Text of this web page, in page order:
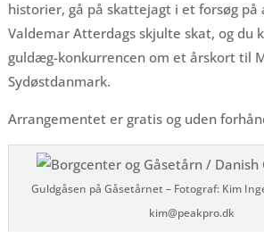
historier, gå på skattejagt i et forsøg på
Valdemar Atterdags skjulte skat, og du
guldæg-konkurrencen om et årskort til
Sydøstdanmark.
Arrangementet er gratis og uden
Guldgåsen på Gåsetårnet – Fotograf: Kim
kim@peakpro.dk